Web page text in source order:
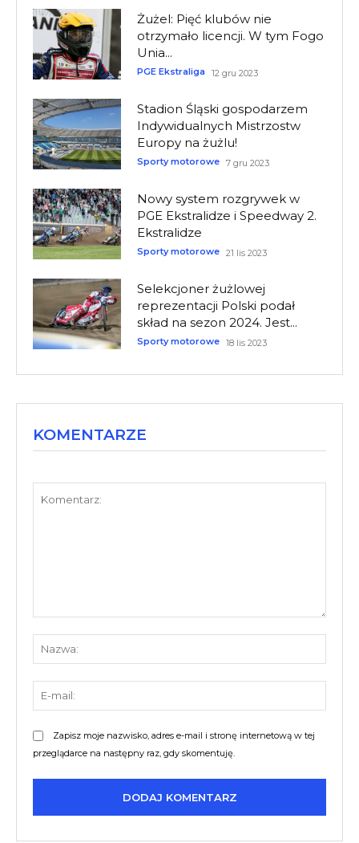
Żużel: Pięć klubów nie
otrzymało licencji. W tym Fogo
Unia...
PGE Ekstraliga 12 gru 2023
Stadion Śląski gospodarzem
Indywidualnych Mistrzostw
Europy na żużlu!
Sporty motorowe 7 gru 2023
Nowy system rozgrywek w
PGE Ekstralidze i Speedway 2.
Ekstralidze
Sporty motorowe 21 lis 2023
Selekcjoner żużlowej
reprezentacji Polski podał
skład na sezon 2024. Jest...
Sporty motorowe 18 lis 2023
KOMENTARZE
Zapisz moje nazwisko, adres e-mail i stronę internetową w tej
przeglądarce na następny raz, gdy skomentuję.